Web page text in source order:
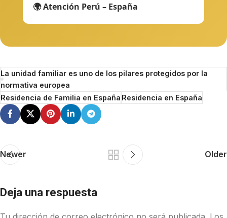
🌍 Atención Perú – España
La unidad familiar es uno de los pilares protegidos por la
normativa europea
Residencia de Familia en EspañaResidencia en España
Newer Older
Deja una respuesta